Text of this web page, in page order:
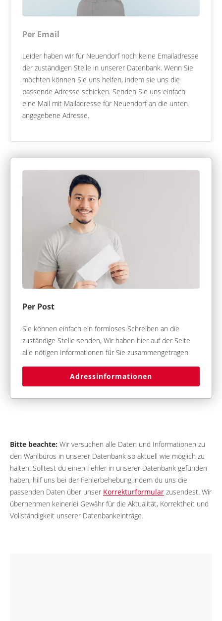
Per Email
Leider haben wir für Neuendorf noch keine Emailadresse
der zuständigen Stelle in unserer Datenbank. Wenn Sie
möchten können Sie uns helfen, indem sie uns die
passende Adresse schicken. Senden Sie uns einfach
eine Mail mit Mailadresse für Neuendorf an die unten
angegebene Adresse.
Per Post
Sie können einfach ein formloses Schreiben an die
zuständige Stelle senden, Wir haben hier auf der Seite
alle nötigen Informationen für Sie zusammengetragen.
Adressinformationen
Bitte beachte: Wir versuchen alle Daten und Informationen zu
den Wahlbüros in unserer Datenbank so aktuell wie möglich zu
halten. Solltest du einen Fehler in unserer Datenbank gefunden
haben, hilf uns bei der Fehlerbehebung indem du uns die
passenden Daten über unser Korrekturformular zusendest. Wir
übernehmen keinerlei Gewähr für die Aktualität, Korrektheit und
Vollständigkeit unserer Datenbankeinträge.